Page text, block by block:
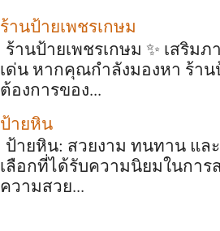
ร้านป้ายเพชรเกษม
ร้านป้ายเพชรเกษม ✨ เสริ
เด่น หากคุณกำลังมองหา ร้าน
ต้องการของ...
ป้ายหิน
ป้ายหิน: สวยงาม ทนทาน แล
เลือกที่ได้รับความนิยมในการ
ความสวย...